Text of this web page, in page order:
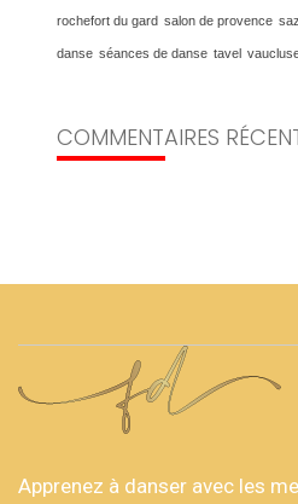
rochefort du gard salon de provence
danse séances de danse tavel
COMMENTAIRES
Apprenez à danser avec les